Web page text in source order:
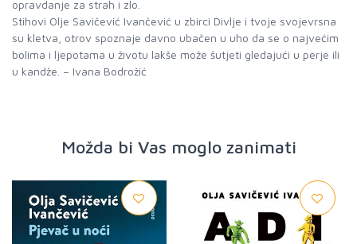
opravdanje za strah i zlo.
Stihovi Olje Savičević Ivančević u zbirci Divlje i tvoje svojevrsna
su kletva, otrov spoznaje davno ubačen u uho da se o najvećim
bolima i ljepotama u životu lakše može šutjeti gledajući u perje ili
u kandže. – Ivana Bodrožić
Možda bi Vas moglo zanimati